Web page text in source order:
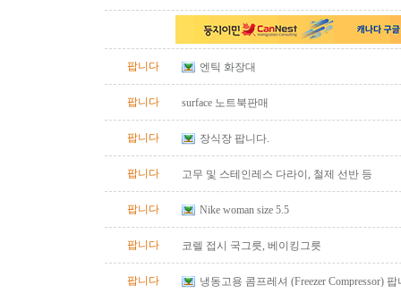
팝니다 엔틱 화장대
팝니다 surface 노트북판매
팝니다 장식장 팝니다.
팝니다 고무 및 스테인레스 다라이, 철제 선반 등
팝니다 Nike woman size 5.5
팝니다 코렐 접시 국그릇, 베이킹그릇
팝니다 냉동고용 콤프레셔 (Freezer Compressor) 팝